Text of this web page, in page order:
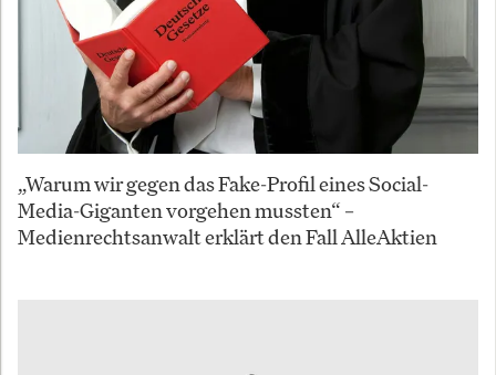
„Warum wir gegen das Fake-Profil eines Social-
Media-Giganten vorgehen mussten“ –
Medienrechtsanwalt erklärt den Fall AlleAktien